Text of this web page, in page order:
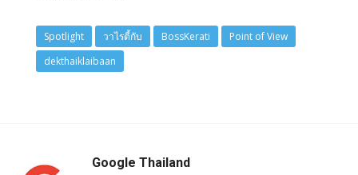
Spotlight วาไรตี้กับ BossKerati
Point of View
dekthaiklaibaan
Google Thailand